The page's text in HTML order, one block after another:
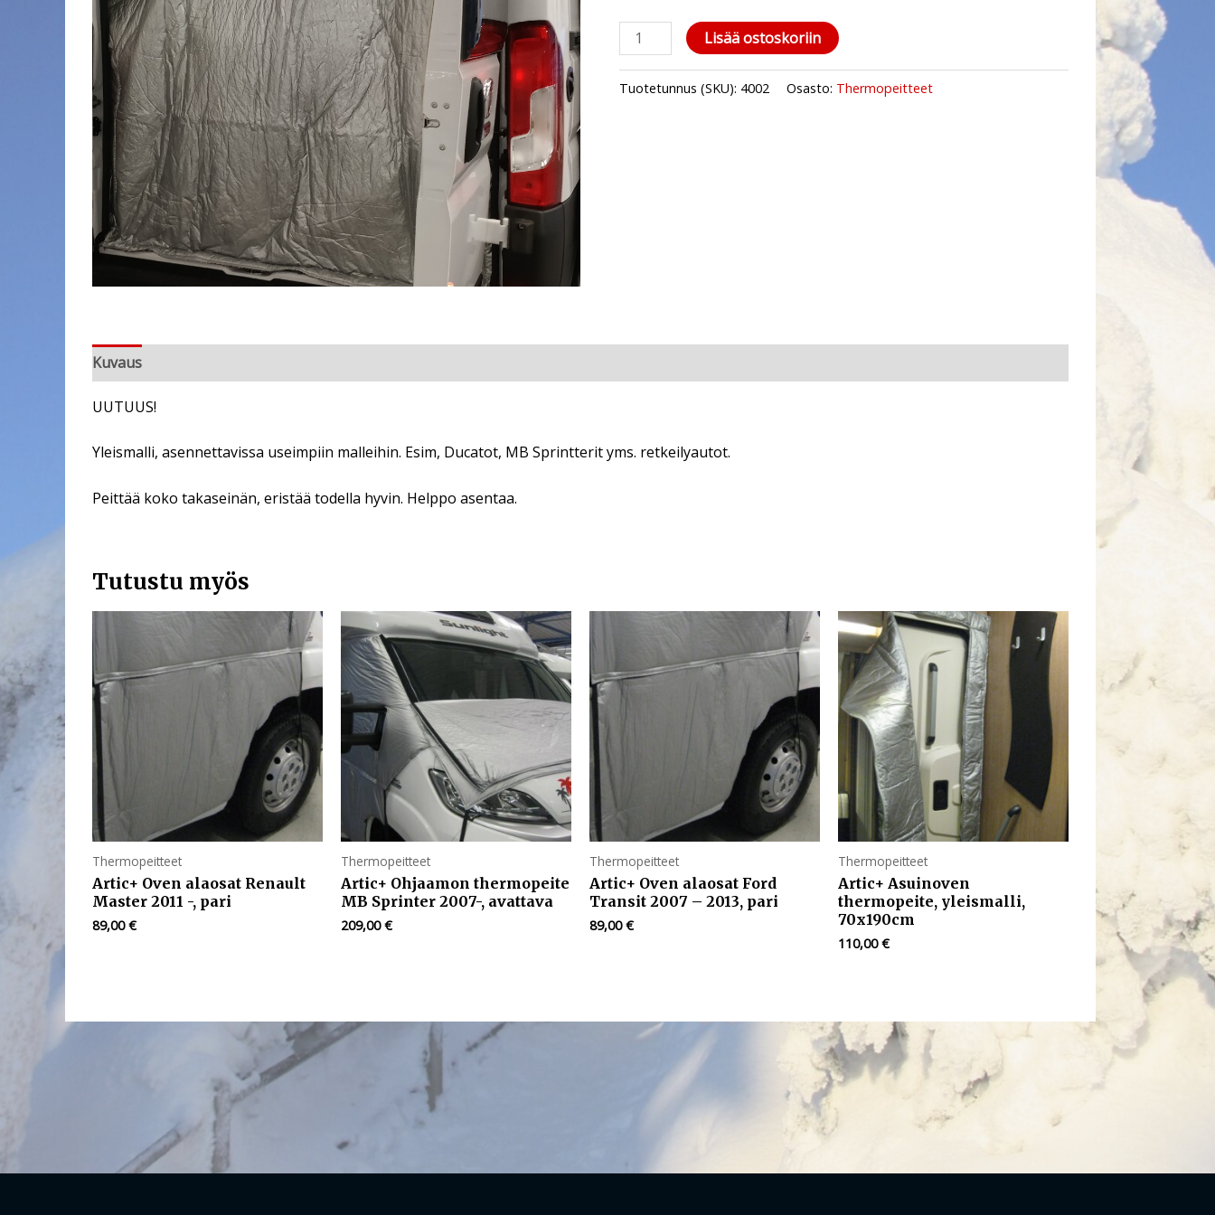
Lisää ostoskoriin
Tuotetunnus (SKU): 4002 Osasto: Thermopeitteet
Kuvaus
UUTUUS!
Yleismalli, asennettavissa useimpiin malleihin. Esim, Ducatot, MB Sprintterit yms. retkeilyautot.
Peittää koko takaseinän, eristää todella hyvin. Helppo asentaa.
Tutustu myös
Thermopeitteet
Artic+ Oven alaosat Renault
Master 2011 -, pari
89,00€
Thermopeitteet
Artic+ Ohjaamon thermopeite
MB Sprinter 2007-, avattava
209,00€
Thermopeitteet
Artic+ Oven alaosat Ford
Transit 2007 – 2013, pari
89,00€
Thermopeitteet
Artic+ Asuinoven
thermopeite, yleismalli,
70x190cm
110,00€